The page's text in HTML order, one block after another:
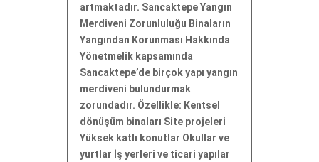
artmaktadır. Sancaktepe Yangın
Merdiveni Zorunluluğu Binaların
Yangından Korunması Hakkında
Yönetmelik kapsamında
Sancaktepe’de birçok yapı yangın
merdiveni bulundurmak
zorundadır. Özellikle: Kentsel
dönüşüm binaları Site projeleri
Yüksek katlı konutlar Okullar ve
yurtlar İş yerleri ve ticari yapılar